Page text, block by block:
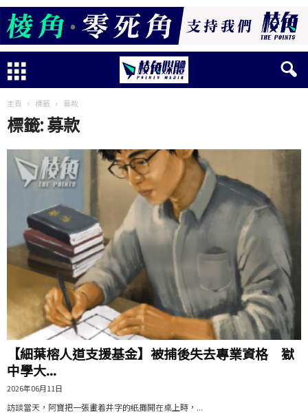
主頁 標籤 募款
標籤: 募款
【細葉榕人道支援基金】被捕後失去專業資格 獄
中學大...
2026年06月11日
訪談當天，阿寶把一張畫着井字的紙攤開在桌上時，...